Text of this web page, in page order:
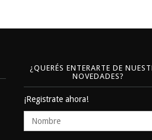
¿QUERÉS ENTERARTE DE
NOVEDADES?
¡Registrate ahora!